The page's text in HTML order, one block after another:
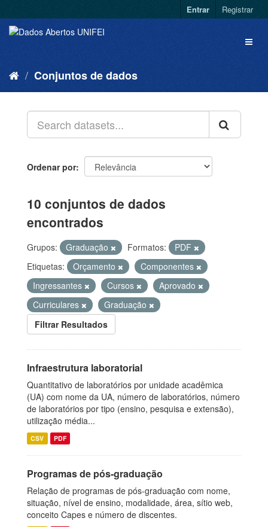
Entrar Registrar
Conjuntos de dados
Ordenar por
10 conjuntos de dados
encontrados
Grupos: Graduação Formatos:
PDF
Etiquetas:
Orçamento
Componentes
Ingressantes
Cursos
Aprovado
Curriculares
Graduação
Filtrar Resultados
Infraestrutura laboratorial
Quantitativo de laboratórios por unidade acadêmica
(UA) com nome da UA, número de laboratórios, número
de laboratórios por tipo (ensino, pesquisa e extensão),
utilização média...
CSV PDF
Programas de pós-graduação
Relação de programas de pós-graduação com nome,
situação, nível de ensino, modalidade, área, sítio web,
conceito Capes e número de discentes.